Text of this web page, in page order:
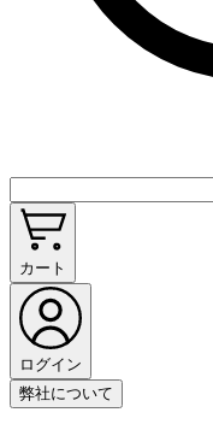
カート
ログイン
弊社について